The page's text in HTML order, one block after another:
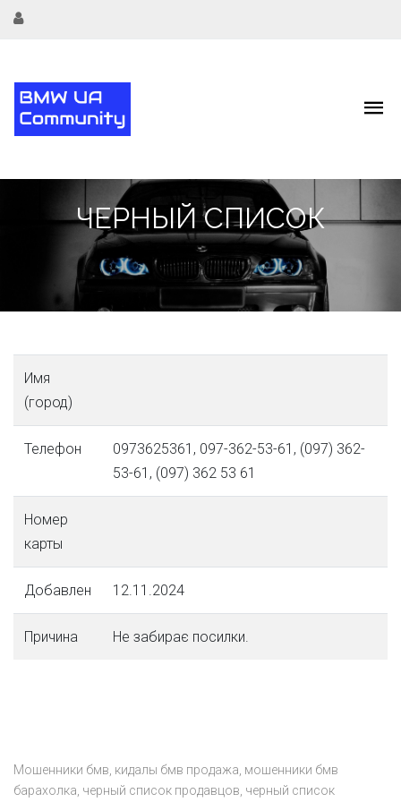
ЧЕРНЫЙ СПИСОК
Имя
(город)
Телефон
0973625361, 097-362-53-61, (097) 362-
53-61, (097) 362 53 61
Номер
карты
Добавлен 12.11.2024
Причина Не забирає посилки.
Мошенники бмв, кидалы бмв продажа, мошенники бмв
барахолка, черный список продавцов, черный список